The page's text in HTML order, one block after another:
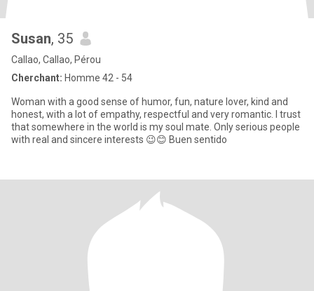
Susan, 35
Callao, Callao, Pérou
Cherchant: Homme 42 - 54
Woman with a good sense of humor, fun, nature lover, kind and
honest, with a lot of empathy, respectful and very romantic. I trust
that somewhere in the world is my soul mate. Only serious people
with real and sincere interests 😉😊 Buen sentido